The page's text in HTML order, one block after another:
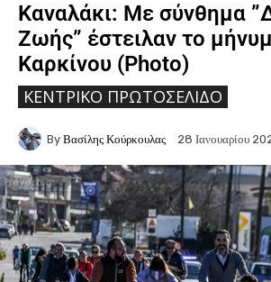
Καναλάκι: Με σύνθημα
Ζωής” έστειλαν το
Καρκίνου (Photo)
ΚΕΝΤΡΙΚΌ ΠΡΩΤΟΣΈΛΙΔΟ
By Βασίλης Κούρκουλας 28 Ιανουαρίου